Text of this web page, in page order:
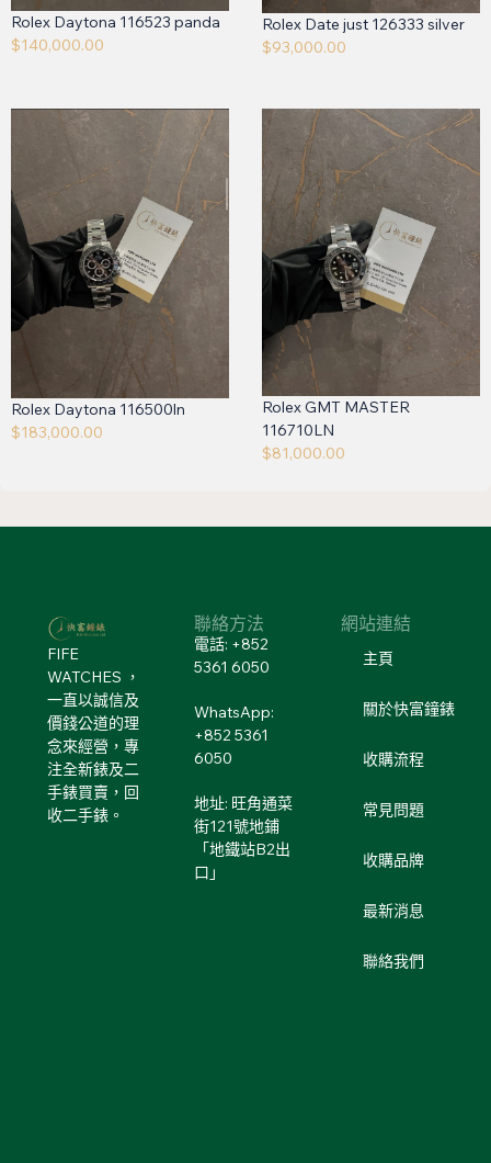
Rolex Daytona 116523 panda
$140,000.00
Rolex Date just 126333 silver
$93,000.00
Rolex Daytona 116500ln
$183,000.00
Rolex GMT MASTER
116710LN
$81,000.00
FIFE
WATCHES ，
一直以誠信及
價錢公道的理
念來經營，專
注全新錶及二
手錶買賣，回
收二手錶。
聯絡方法
電話: +852
5361 6050
WhatsApp:
+852 5361
6050
地址: 旺角通菜
街121號地鋪
「地鐵站B2出
口」
網站連結
主頁
關於快富鐘錶
收購流程
常見問題
收購品牌
最新消息
聯絡我們